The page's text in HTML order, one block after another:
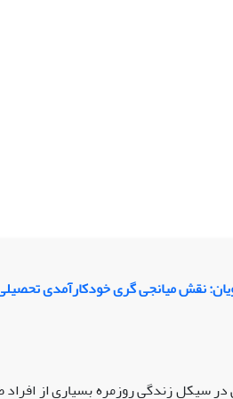
نقش میانجی گری خودکارآمدی
سیکل زندگی روزمره بسیاری از